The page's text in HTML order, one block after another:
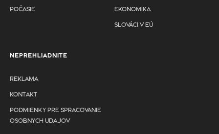
POČASIE EKONOMIKA
SLOVÁCI V EÚ
NEPREHLIADNITE
REKLAMA
KONTAKT
PODMIENKY PRE SPRACOVANIE
OSOBNYCH UDAJOV